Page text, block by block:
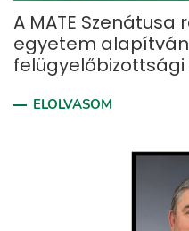
A MATE
egyetem
ELOLVASOM